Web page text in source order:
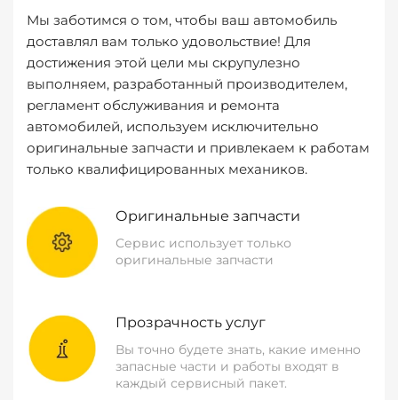
Мы заботимся о том, чтобы ваш автомобиль
доставлял вам только удовольствие! Для
достижения этой цели мы скрупулезно
выполняем, разработанный производителем,
регламент обслуживания и ремонта
автомобилей, используем исключительно
оригинальные запчасти и привлекаем к работам
только квалифицированных механиков.
Оригинальные запчасти
Сервис использует только
оригинальные запчасти
Прозрачность услуг
Вы точно будете знать, какие именно
запасные части и работы входят в
каждый сервисный пакет.